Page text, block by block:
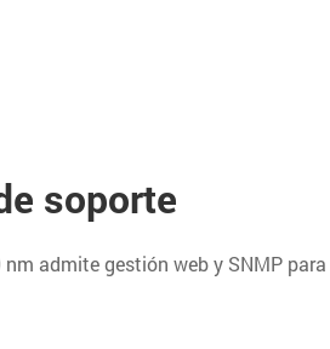
soporte
admite gestión web y SNMP